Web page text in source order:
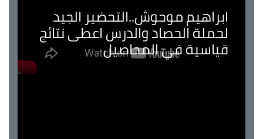
ابراهيم موحوش..التحضير الجيد
لحملة الحصاد والدرس اعطى نتائج
قياسية في المحاصيل